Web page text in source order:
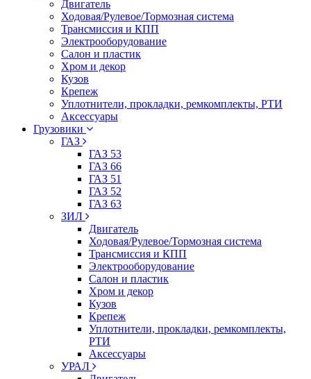
Двигатель
Ходовая/Рулевое/Тормозная система
Трансмиссия и КПП
Электрооборудование
Салон и пластик
Хром и декор
Кузов
Крепеж
Уплотнители, прокладки, ремкомплекты, РТИ
Аксессуары
Грузовики
ГАЗ
ГАЗ 53
ГАЗ 66
ГАЗ 51
ГАЗ 52
ГАЗ 63
ЗИЛ
Двигатель
Ходовая/Рулевое/Тормозная система
Трансмиссия и КПП
Электрооборудование
Салон и пластик
Хром и декор
Кузов
Крепеж
Уплотнители, прокладки, ремкомплекты,
РТИ
Аксессуары
УРАЛ